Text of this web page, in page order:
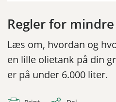
Regler for
Læs om, hvordan og
en lille olietank på din
er på under 6.000 liter.